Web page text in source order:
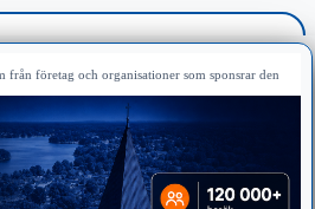
från företag och organisationer som sponsrar den